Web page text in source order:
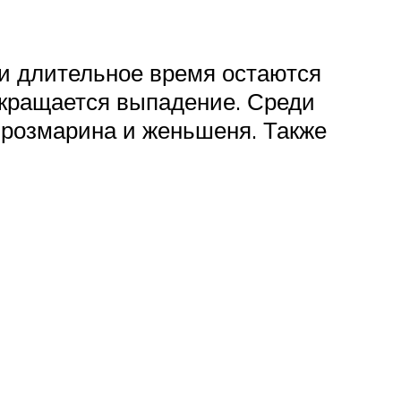
длительное время остаются
выпадение. Среди
и женьшеня. Также